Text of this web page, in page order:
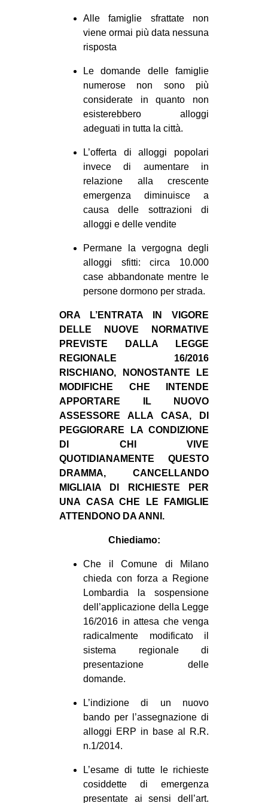
ARTE
MANIFESTI
RECENSIONI
INTERNAZIONALE
AFRICA
AMERICHE
ESTREMO ORIENTE
EUROPA
MONDO
EVENTI
in
bsky
ms
Alle famiglie sfrattate non
viene ormai più data nessuna
risposta
Le domande delle famiglie
numerose non sono più
considerate in quanto non
esisterebbero alloggi
adeguati in tutta la città.
L’offerta di alloggi popolari
invece di aumentare in
relazione alla crescente
emergenza diminuisce a
causa delle sottrazioni di
alloggi e delle vendite
Permane la vergogna degli
alloggi sfitti: circa 10.000
case abbandonate mentre le
persone dormono per strada.
ORA L’ENTRATA IN VIGORE
DELLE NUOVE NORMATIVE
PREVISTE DALLA LEGGE
REGIONALE 16/2016
RISCHIANO, NONOSTANTE LE
MODIFICHE CHE INTENDE
APPORTARE IL NUOVO
ASSESSORE ALLA CASA, DI
PEGGIORARE LA CONDIZIONE
DI CHI VIVE
QUOTIDIANAMENTE QUESTO
DRAMMA, CANCELLANDO
MIGLIAIA DI RICHIESTE PER
UNA CASA CHE LE FAMIGLIE
ATTENDONO DA ANNI.
Chiediamo:
Che il Comune di Milano
chieda con forza a Regione
Lombardia la sospensione
dell’applicazione della Legge
16/2016 in attesa che venga
radicalmente modificato il
sistema regionale di
presentazione delle
domande.
L’indizione di un nuovo
bando per l’assegnazione di
alloggi ERP in base al R.R.
n.1/2014.
L’esame di tutte le richieste
cosiddette di emergenza
presentate ai sensi dell’art.